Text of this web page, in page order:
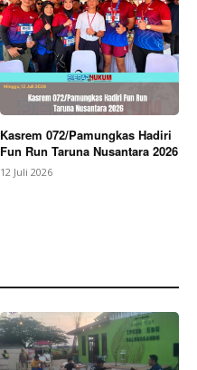
Kasrem 072/Pamungkas Hadiri
Fun Run Taruna Nusantara 2026
12 Juli 2026